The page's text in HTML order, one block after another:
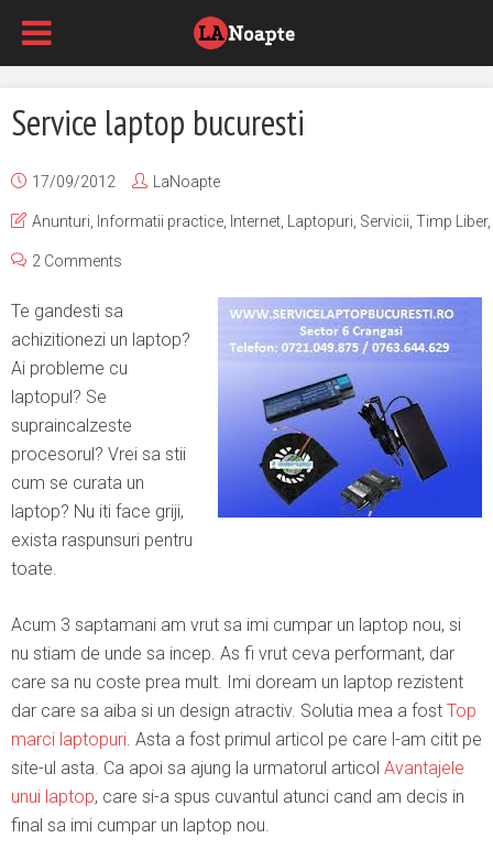
Service laptop bucuresti
17/09/2012 LaNoapte
Anunturi Informatii practice Internet Laptopuri Servicii Timp Liber,
2 Comments
Te gandesti sa
achizitionezi un laptop?
Ai probleme cu
laptopul? Se
supraincalzeste
procesorul? Vrei sa stii
cum se curata un
laptop? Nu iti face griji,
exista raspunsuri pentru
toate.
Acum 3 saptamani am vrut sa imi cumpar un laptop nou, si
nu stiam de unde sa incep. As fi vrut ceva performant, dar
care sa nu coste prea mult. Imi doream un laptop rezistent
dar care sa aiba si un design atractiv. Solutia mea a fost Top
marci laptopuri. Asta a fost primul articol pe care l-am citit pe
site-ul asta. Ca apoi sa ajung la urmatorul articol Avantajele
unui laptop, care si-a spus cuvantul atunci cand am decis in
final sa imi cumpar un laptop nou.